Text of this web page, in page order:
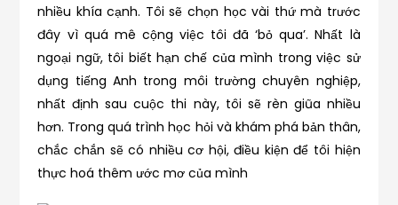
nhiều khía cạnh. Tôi sẽ chọn học vài thứ mà trước
đây vì quá mê cộng việc tôi đã ‘bỏ qua’. Nhất là
ngoại ngữ, tôi biết hạn chế của mình trong việc sử
dụng tiếng Anh trong môi trường chuyên nghiệp,
nhất định sau cuộc thi này, tôi sẽ rèn giũa nhiều
hơn. Trong quá trình học hỏi và khám phá bản thân,
chắc chắn sẽ có nhiều cơ hội, điều kiện để tôi hiện
thực hoá thêm ước mơ của mình